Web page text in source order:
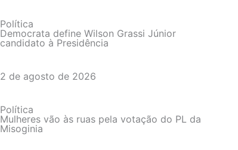
Política
Democrata define Wilson Grassi Júnior
candidato à Presidência
2 de agosto de 2026
Política
Mulheres vão às ruas pela votação do PL da
Misoginia